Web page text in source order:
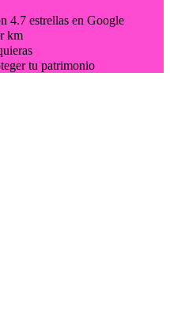
4.7 estrellas en Google
km
tu patrimonio